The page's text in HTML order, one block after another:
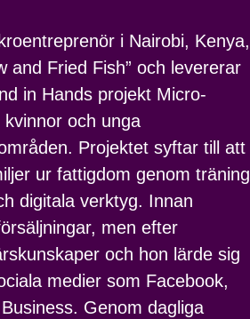
i Nairobi, Kenya,
and Fried Fish” och levererar
in Hands projekt Micro-
och unga
Projektet syftar till att
ur fattigdom genom träning
digitala verktyg. Innan
men efter
och hon lärde sig
medier som Facebook,
Genom dagliga